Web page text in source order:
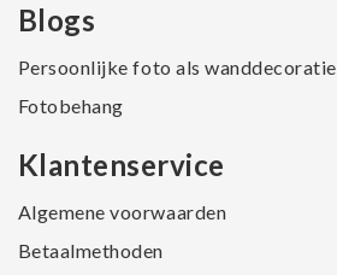
Blogs
Persoonlijke foto als wanddecoratie
Fotobehang
Klantenservice
Algemene voorwaarden
Betaalmethoden